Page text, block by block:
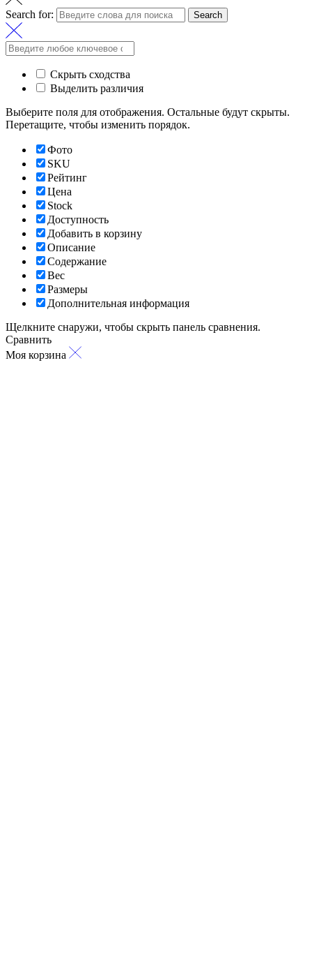
Search for: Search
Скрыть сходства
Выделить различия
Выберите поля для отображения. Остальные будут скрыты.
Перетащите, чтобы изменить порядок.
Фото
SKU
Рейтинг
Цена
Stock
Доступность
Добавить в корзину
Описание
Содержание
Вес
Размеры
Дополнительная информация
Щелкните снаружи, чтобы скрыть панель сравнения.
Сравнить
Моя корзина